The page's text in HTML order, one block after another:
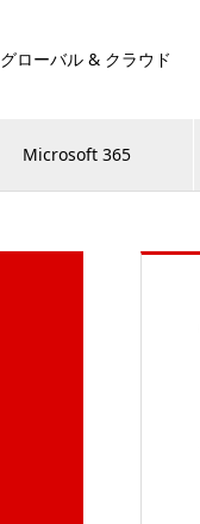
グローバル & クラウド
Microsoft 365